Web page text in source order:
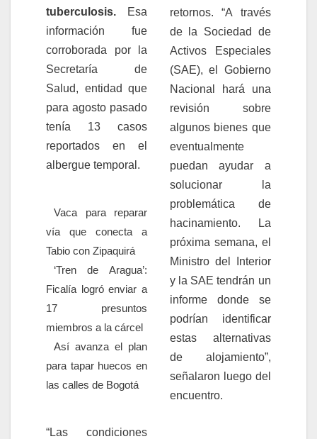
tuberculosis. Esa
información fue
corroborada por la
Secretaría de
Salud, entidad que
para agosto pasado
tenía 13 casos
reportados en el
albergue temporal.
Vaca para reparar
vía que conecta a
Tabio con Zipaquirá
‘Tren de Aragua’:
Ficalía logró enviar a
17 presuntos
miembros a la cárcel
Así avanza el plan
para tapar huecos en
las calles de Bogotá
“Las condiciones
retornos. “A través
de la Sociedad de
Activos Especiales
(SAE), el Gobierno
Nacional hará una
revisión sobre
algunos bienes que
eventualmente
puedan ayudar a
solucionar la
problemática de
hacinamiento. La
próxima semana, el
Ministro del Interior
y la SAE tendrán un
informe donde se
podrían identificar
estas alternativas
de alojamiento”,
señalaron luego del
encuentro.